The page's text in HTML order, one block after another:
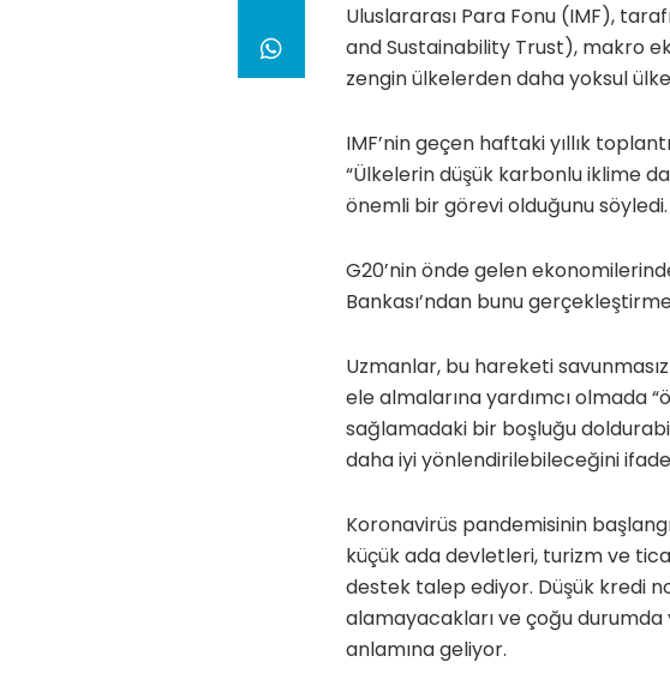
Uluslararası Para Fonu (IMF),
and Sustainability Trust), makro
zengin ülkelerden daha yoksul
IMF’nin geçen haftaki yıllık
“Ülkelerin düşük karbonlu iklime
önemli bir görevi olduğunu söyledi.
G20’nin önde gelen
Bankası’ndan bunu
Uzmanlar, bu hareketi
ele almalarına yardımcı olmada
sağlamadaki bir boşluğu
daha iyi yönlendirilebileceğini
Koronavirüs pandemisinin
küçük ada devletleri, turizm ve
destek talep ediyor. Düşük kredi
alamayacakları ve çoğu durumda
anlamına geliyor.